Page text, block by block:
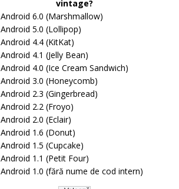
vintage?
Android 6.0 (Marshmallow)
Android 5.0 (Lollipop)
Android 4.4 (KitKat)
Android 4.1 (Jelly Bean)
Android 4.0 (Ice Cream Sandwich)
Android 3.0 (Honeycomb)
Android 2.3 (Gingerbread)
Android 2.2 (Froyo)
Android 2.0 (Eclair)
Android 1.6 (Donut)
Android 1.5 (Cupcake)
Android 1.1 (Petit Four)
Android 1.0 (fără nume de cod intern)